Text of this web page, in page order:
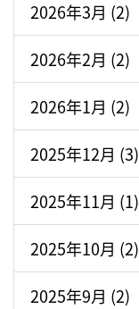
2026年3月 (2)
2026年2月 (2)
2026年1月 (2)
2025年12月 (3)
2025年11月 (1)
2025年10月 (2)
2025年9月 (2)